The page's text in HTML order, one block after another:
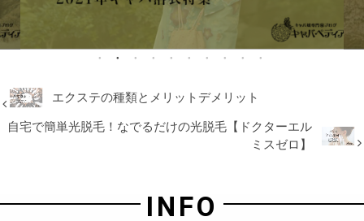
エクステの種類とメリットデメリット
自宅で簡単光脱毛！なでるだけの光脱毛【ドクターエル
ミスゼロ】
INFO